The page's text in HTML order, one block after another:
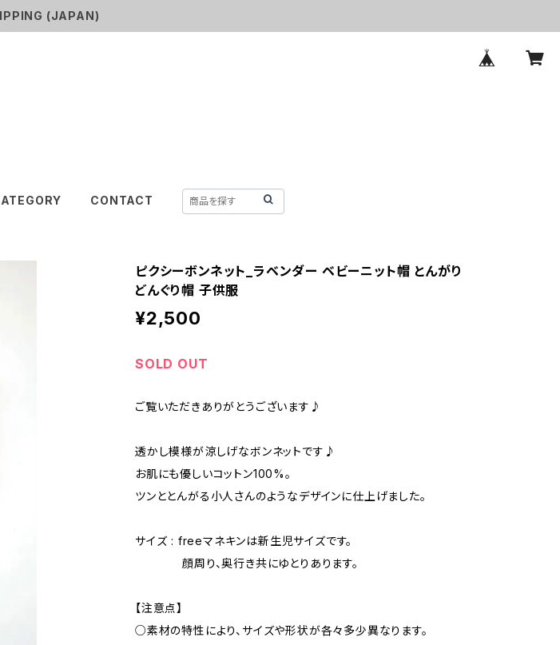
(JAPAN)
CONTACT
ピクシーボンネット_ラベンダー ベビーニット帽 とんがり
どんぐり帽 子供服
¥2,500
SOLD OUT
ご覧いただきありがとうございます♪
透かし模様が涼しげなボンネットです♪
お肌にも優しいコットン100%。
ツンととんがる小人さんのようなデザインに仕上げました。
サイズ : freeマネキンは新生児サイズです。
顔周り、奥行き共にゆとりあります。
【注意点】
○素材の特性により、サイズや形状が各々多少異なります。